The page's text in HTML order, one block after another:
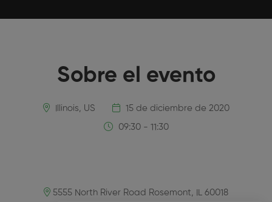
Sobre el evento
Illinois, US 15 de diciembre de 2020
09:30 - 11:30
5555 North River Road Rosemont, IL 60018